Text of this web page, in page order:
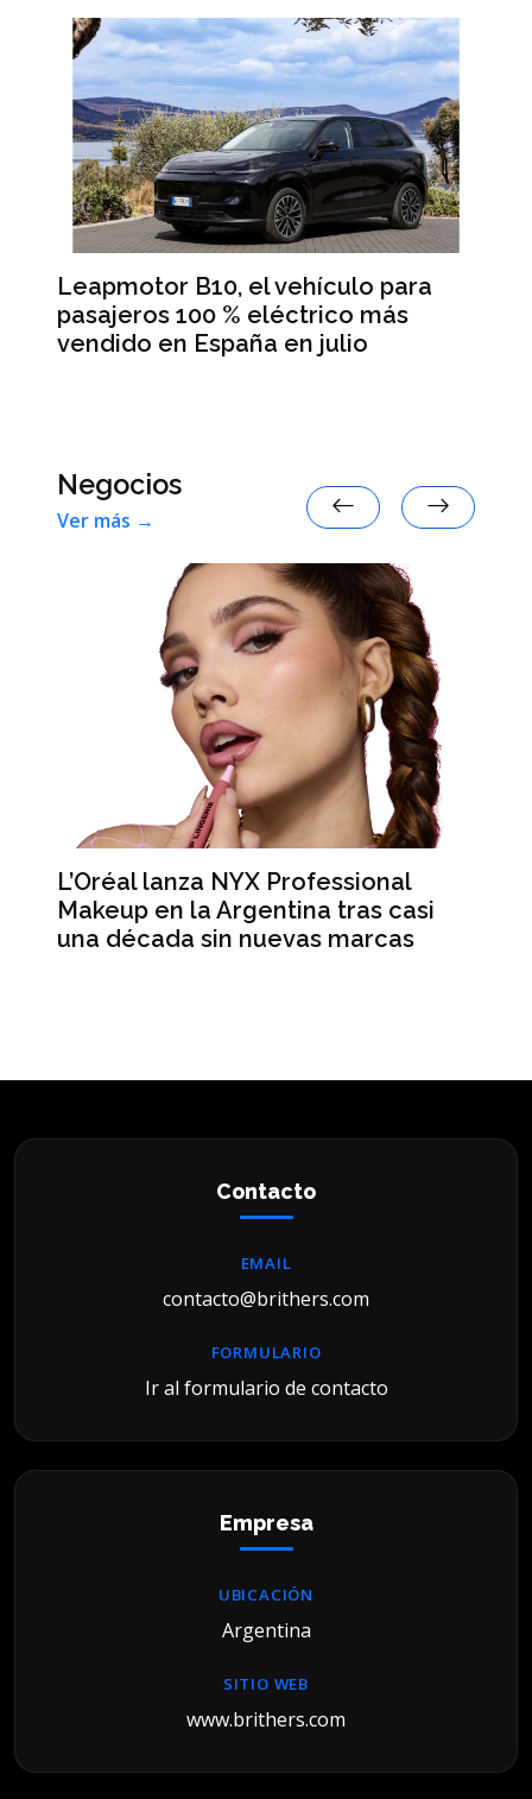
Leapmotor B10, el vehículo para
pasajeros 100 % eléctrico más
vendido en España en julio
Negocios
Ver más →
L’Oréal lanza NYX Professional
Makeup en la Argentina tras casi
una década sin nuevas marcas
Contacto
EMAIL
contacto@brithers.com
FORMULARIO
Ir al formulario de contacto
Empresa
UBICACIÓN
Argentina
SITIO WEB
www.brithers.com